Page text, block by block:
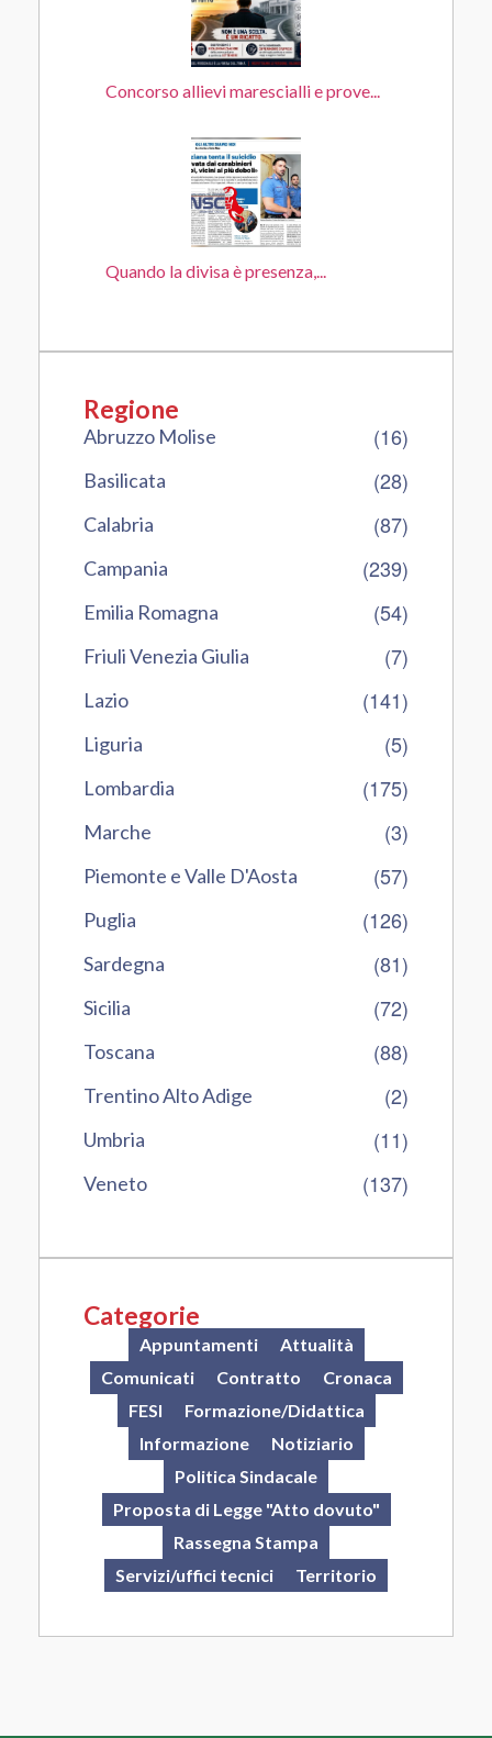
Concorso allievi marescialli e prove...
Quando la divisa è presenza,...
Regione
Abruzzo Molise (16)
Basilicata (28)
Calabria (87)
Campania (239)
Emilia Romagna (54)
Friuli Venezia Giulia (7)
Lazio (141)
Liguria (5)
Lombardia (175)
Marche (3)
Piemonte e Valle D'Aosta (57)
Puglia (126)
Sardegna (81)
Sicilia (72)
Toscana (88)
Trentino Alto Adige (2)
Umbria (11)
Veneto (137)
Categorie
Appuntamenti
Attualità
Comunicati
Contratto
Cronaca
FESI
Formazione/Didattica
Informazione
Notiziario
Politica Sindacale
Proposta di Legge "Atto dovuto"
Rassegna Stampa
Servizi/uffici tecnici
Territorio